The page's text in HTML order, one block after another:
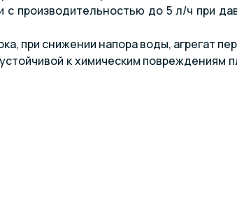
производительностью до 5 л/ч при
при снижении напора воды, агрегат
к химическим повреждениям